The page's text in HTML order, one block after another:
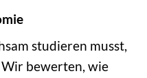
studieren musst,
Wir bewerten, wie